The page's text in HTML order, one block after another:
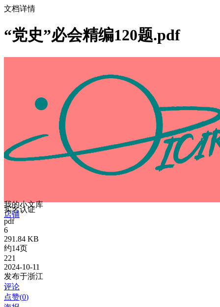
文档详情
“党史”必会精编120题.pdf
我的小文库
实名认证
店铺
pdf
6
291.84 KB
约14页
221
2024-10-11
发布于浙江
评论
点赞(0)